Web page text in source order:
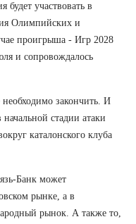
участвовать в
Олимпийских и
проигрыша - Игр 2028
и сопровождалось
закончить. И
стадии атаки
каталонского клуба
Банк может
рынке, а в
рынок. А также то,